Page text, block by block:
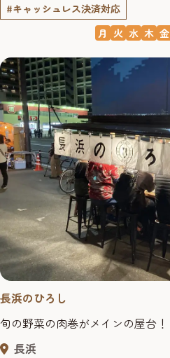
#キャッシュレス決済対応
月 火 水 木 金
長浜のひろし
旬の野菜の肉巻がメインの屋台！
長浜